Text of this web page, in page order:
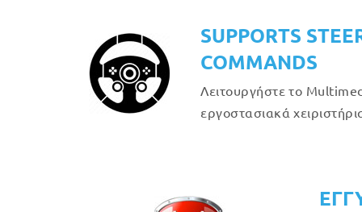
SUPPORTS
COMMANDS
Λειτουργήστε το
εργοστασιακά